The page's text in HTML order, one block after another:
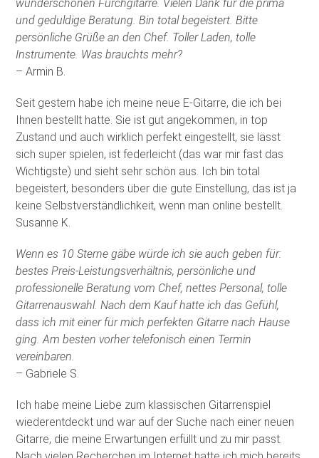
wunderschönen Furchgitarre. Vielen Dank für die prima
und geduldige Beratung. Bin total begeistert. Bitte
persönliche Grüße an den Chef. Toller Laden, tolle
Instrumente. Was brauchts mehr?
– Armin B.
Seit gestern habe ich meine neue E-Gitarre, die ich bei
Ihnen bestellt hatte. Sie ist gut angekommen, in top
Zustand und auch wirklich perfekt eingestellt, sie lässt
sich super spielen, ist federleicht (das war mir fast das
Wichtigste) und sieht sehr schön aus. Ich bin total
begeistert, besonders über die gute Einstellung, das ist ja
keine Selbstverständlichkeit, wenn man online bestellt.
Susanne K.
Wenn es 10 Sterne gäbe würde ich sie auch geben für:
bestes Preis-Leistungsverhältnis, persönliche und
professionelle Beratung vom Chef, nettes Personal, tolle
Gitarrenauswahl. Nach dem Kauf hatte ich das Gefühl,
dass ich mit einer für mich perfekten Gitarre nach Hause
ging. Am besten vorher telefonisch einen Termin
vereinbaren.
– Gabriele S.
Ich habe meine Liebe zum klassischen Gitarrenspiel
wiederentdeckt und war auf der Suche nach einer neuen
Gitarre, die meine Erwartungen erfüllt und zu mir passt.